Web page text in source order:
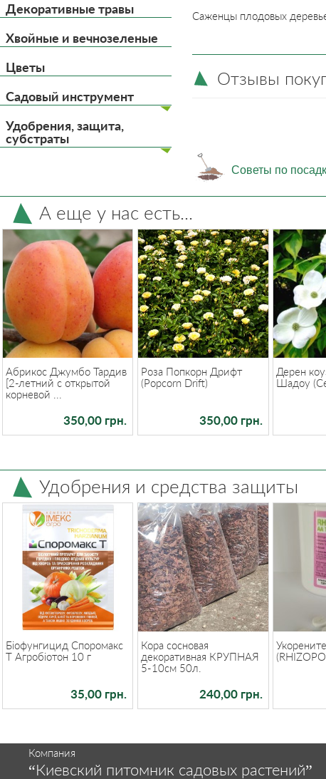
Декоративные травы
Хвойные и вечнозеленые
Цветы
Садовый инструмент
Удобрения, защита,
субстраты
Саженцы плодовых
Отзывы
Советы по
А еще у нас есть...
Абрикос Джумбо Тардив
[2-летний с открытой
корневой ...
350,00 грн.
Роза Попкорн Дрифт
(Popcorn Drift)
350,00 грн.
Дерен
Шадоу
Удобрения и средства защиты
Біофунгицид Споромакс
Т Агробіотон 10 г
35,00 грн.
Кора сосновая
декоративная КРУПНАЯ
5-10см 50л.
240,00 грн.
Компания
“Киевский питомник садовых растений”